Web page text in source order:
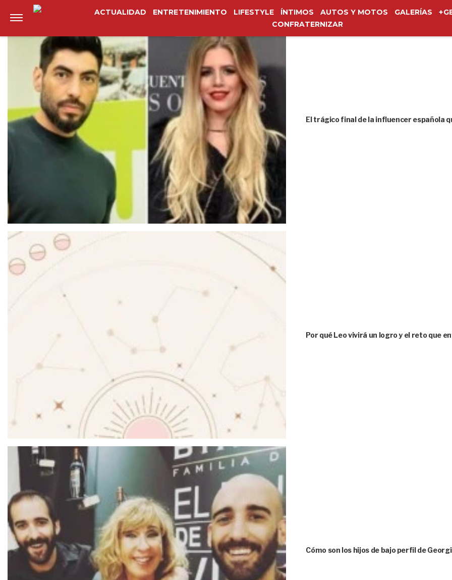
ACTUALIDAD ENTRETENIMIENTO LIFESTYLE ÍNTIMOS AUTOS Y MOTOS GALERÍAS
CONFRATERNIZAR
Anterior
El trágico final de la influencer española
Por qué Leo vivirá un logro y el reto que
Cómo son los hijos de bajo perfil de
Siguiente